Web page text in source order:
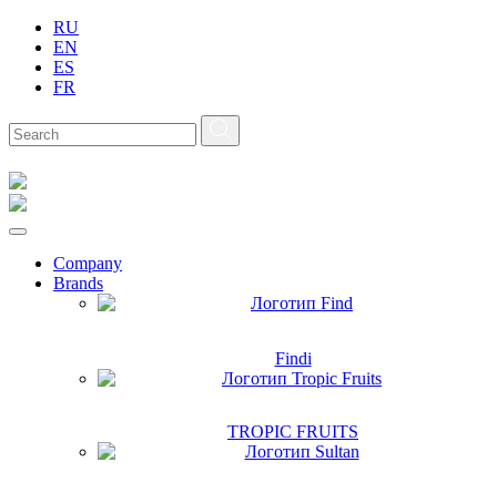
RU
EN
ES
FR
Company
Brands
Findi
TROPIC FRUITS